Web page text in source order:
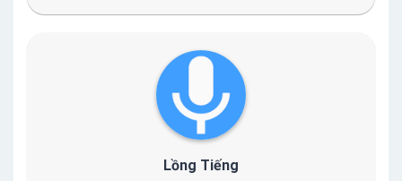
Lồng Tiếng